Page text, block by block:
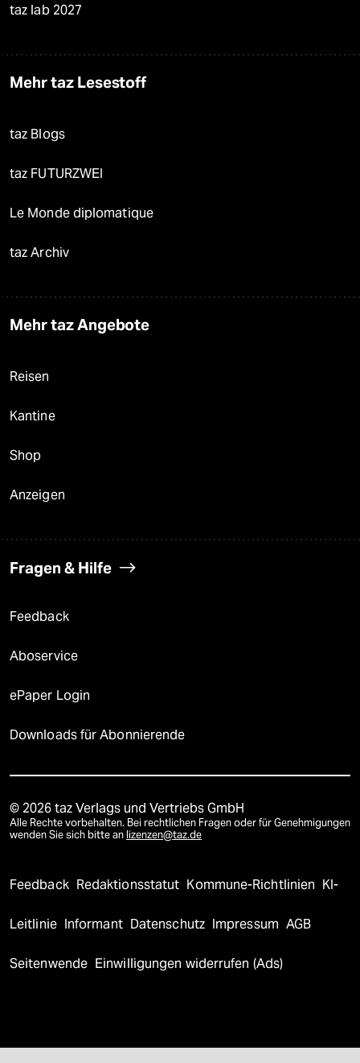
taz lab 2027
Mehr taz Lesestoff
taz Blogs
taz FUTURZWEI
Le Monde diplomatique
taz Archiv
Mehr taz Angebote
Reisen
Kantine
Shop
Anzeigen
Fragen & Hilfe
Feedback
Aboservice
ePaper Login
Downloads für Abonnierende
© 2026 taz Verlags und Vertriebs GmbH
Alle Rechte vorbehalten. Bei rechtlichen Fragen oder für Genehmigungen
wenden Sie sich bitte an lizenzen@taz.de
Feedback Redaktionsstatut Kommune-Richtlinien KI-
Leitlinie Informant Datenschutz Impressum AGB
Seitenwende Einwilligungen widerrufen (Ads)